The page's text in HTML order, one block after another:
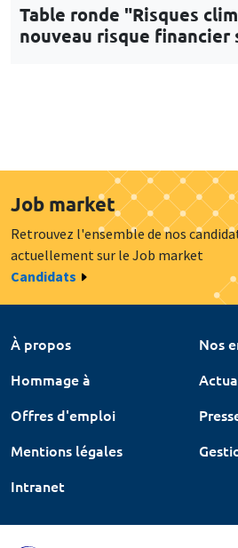
Table ronde "Risques
nouveau risque financier
Job market
Retrouvez l'ensemble de nos
actuellement sur le Job market
Candidats
À propos
Nos
Hommage à
Offres d'emploi
Mentions légales
Intranet